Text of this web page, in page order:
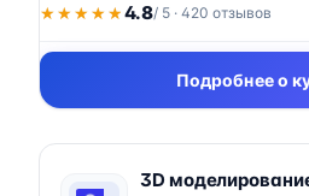
★★★★★
★★★★★4.8/ 5 · 420 отзывов
Подробнее о
3D